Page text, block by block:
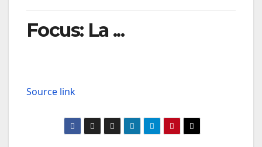
Focus: La ...
Source link